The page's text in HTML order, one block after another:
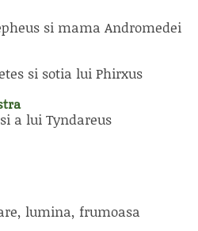
si mama Andromedei
si sotia lui Phirxus
a lui Tyndareus
lumina, frumoasa